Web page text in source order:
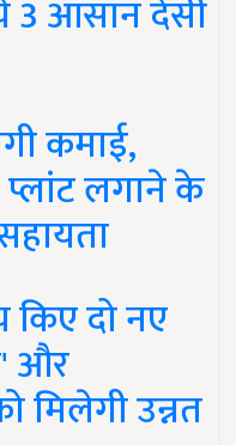
3 आसान देसी
कमाई,
लगाने के
दो नए
और
मिलेगी उन्नत